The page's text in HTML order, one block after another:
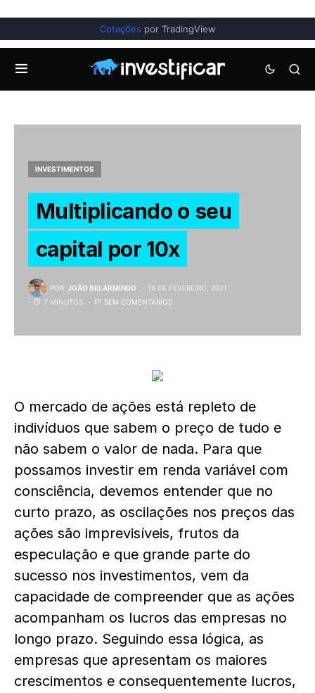
Cotações por TradingView
INVESTIMENTOS
Multiplicando o seu
capital por 10x
POR JOÃO BELARMINDO
19 DE FEVEREIRO, 2021
7 MINUTOS
SEM COMENTÁRIOS
O mercado de ações está repleto de
indivíduos que sabem o preço de tudo e
não sabem o valor de nada. Para que
possamos investir em renda variável com
consciência, devemos entender que no
curto prazo, as oscilações nos preços das
ações são imprevisíveis, frutos da
especulação e que grande parte do
sucesso nos investimentos, vem da
capacidade de compreender que as ações
acompanham os lucros das empresas no
longo prazo. Seguindo essa lógica, as
empresas que apresentam os maiores
crescimentos e consequentemente lucros,